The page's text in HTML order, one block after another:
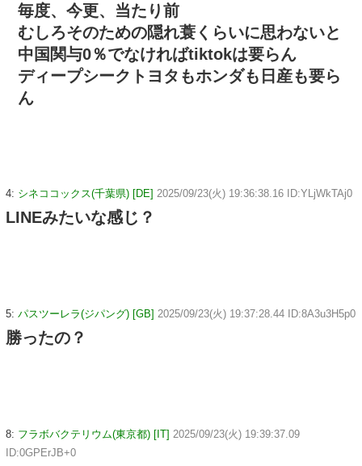
毎度、今更、当たり前
むしろそのための隠れ蓑くらいに思わないと
中国関与0％でなければtiktokは要らん
ディープシークトヨタもホンダも日産も要ら
ん
4: シネココックス(千葉県) [DE] 2025/09/23(火) 19:36:38.16 ID:YLjWkTAj0
LINEみたいな感じ？
5: パスツーレラ(ジパング) [GB] 2025/09/23(火) 19:37:28.44 ID:8A3u3H5p0
勝ったの？
8: フラボバクテリウム(東京都) [IT] 2025/09/23(火) 19:39:37.09
ID:0GPErJB+0